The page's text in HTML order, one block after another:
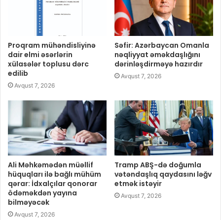
Proqram mühəndisliyinə
dair elmi əsərlərin
xülasələr toplusu dərc
edilib
Avqust 7, 2026
Səfir: Azərbaycan Omanla
nəqliyyat əməkdaşlığını
dərinləşdirməyə hazırdır
Avqust 7, 2026
Ali Məhkəmədən müəllif
hüquqları ilə bağlı mühüm
qərar: İdxalçılar qonorar
ödəməkdən yayına
bilməyəcək
Avqust 7, 2026
Tramp ABŞ-də doğumla
vətəndaşlıq qaydasını ləğv
etmək istəyir
Avqust 7, 2026